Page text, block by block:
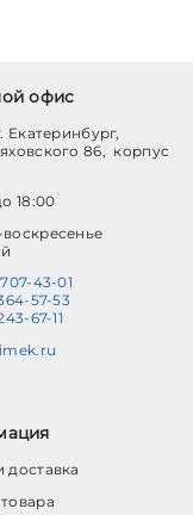
офис
Екатеринбург,
86, корпус
18:00
43-01
57-53
67-11
доставка